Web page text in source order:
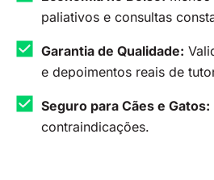
paliativos e consultas
Garantia de Qualidade:
e depoimentos reais de
Seguro para Cães e Gatos:
contraindicações.